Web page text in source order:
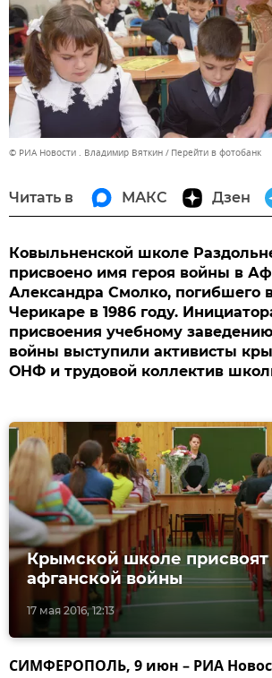
© РИА Новости . Владимир Вяткин Перейти в фотобанк
Читать в МАКС Дзен
Ковыльненской школе
присвоено имя героя войны в
Александра Смолко, погибшего
Черикаре в 1986 году.
присвоения учебному
войны выступили активисты
ОНФ и трудовой коллектив
17 мая 2016, 12:13
Крымской школе присвоят
афганской войны
СИМФЕРОПОЛЬ, 9 июн – РИА